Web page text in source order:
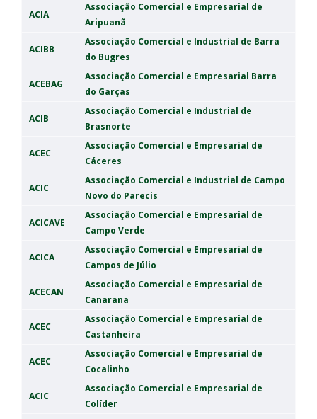
ACIA
Associação Comercial e Empresarial de
Aripuanã
ACIBB
Associação Comercial e Industrial de Barra
do Bugres
ACEBAG
Associação Comercial e Empresarial Barra
do Garças
ACIB
Associação Comercial e Industrial de
Brasnorte
ACEC
Associação Comercial e Empresarial de
Cáceres
ACIC
Associação Comercial e Industrial de Campo
Novo do Parecis
ACICAVE
Associação Comercial e Empresarial de
Campo Verde
ACICA
Associação Comercial e Empresarial de
Campos de Júlio
ACECAN
Associação Comercial e Empresarial de
Canarana
ACEC
Associação Comercial e Empresarial de
Castanheira
ACEC
Associação Comercial e Empresarial de
Cocalinho
ACIC
Associação Comercial e Empresarial de
Colíder